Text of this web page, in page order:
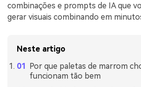
combinações e prompts de IA que
gerar visuais combinando em
Neste artigo
Por que paletas de marrom
funcionam tão bem